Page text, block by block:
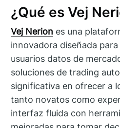
¿Qué es Vej
Vej Nerion es una
innovadora diseñada
usuarios datos de
soluciones de trading
significativa en ofrecer a
tanto novatos como
interfaz fluida con